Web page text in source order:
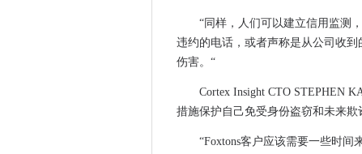
5G网络致密化和MMIMO推动
阿姆斯特丹与Datentres开放环
MP告诉沟官方电子邮件通过黑
HPE呼吁大修瑞典大学的超级
“同样，人们可以建立信用监测
违约的电话，或者声称是从公司收
伤害。“
Cortex Insight CTO STEPHEN
措施保护自己免受身份盗窃和未来欺
“Foxtons客户应该需要一些时